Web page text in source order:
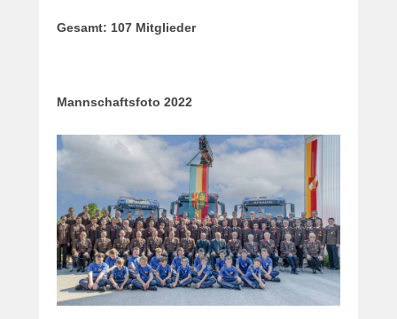
t
0
D
e
m
b
e
2
Gesamt: 107 Mitglieder
Mannschaftsfoto 2022